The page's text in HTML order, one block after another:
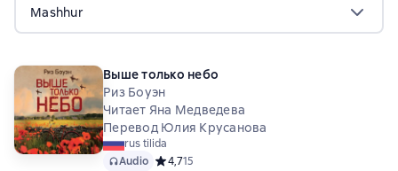
Mashhur
Выше только небо
Риз Боуэн
Читает Яна Медведева
Перевод Юлия Крусанова
rus tilida
Audio Средний рейтинг 4,7 на основе 15 оценок
4,715